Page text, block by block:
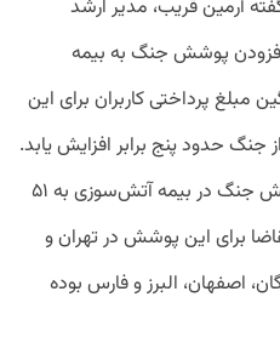
آرمین قریب، مدیر ارشد
پوشش جنگ به بیمه
پرداختی کاربران برای این
حدود پنج برابر افزایش یابد.
همچنین نرخ انتخاب پوشش جنگ در بیمه آتش‌سوزی به ۵۱
برای این پوشش در تهران و
اصفهان، البرز و فارس بوده